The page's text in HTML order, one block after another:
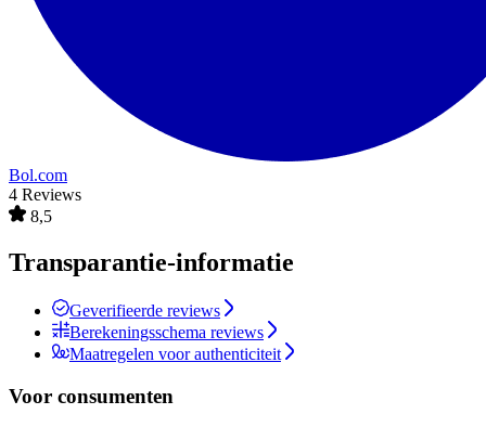
Bol.com
4 Reviews
8,5
Transparantie-informatie
Geverifieerde reviews
Berekeningsschema reviews
Maatregelen voor authenticiteit
Voor consumenten